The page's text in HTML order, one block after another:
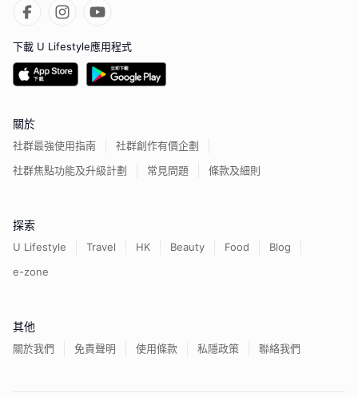
下載 U Lifestyle應用程式
關於
社群最強使用指南
社群創作有價企劃
社群焦點功能及升級計劃
常見問題 條款及細則
探索
U Lifestyle Travel HK Beauty Food
Blog
e-zone
其他
關於我們 免責聲明 使用條款 私隱政策 聯絡我們